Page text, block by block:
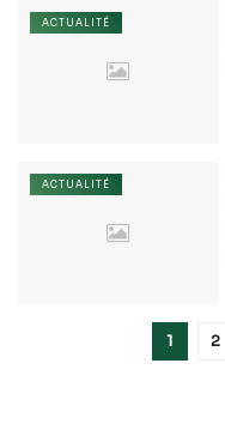
ACTUALITÉ
ACTUALITÉ
1 2